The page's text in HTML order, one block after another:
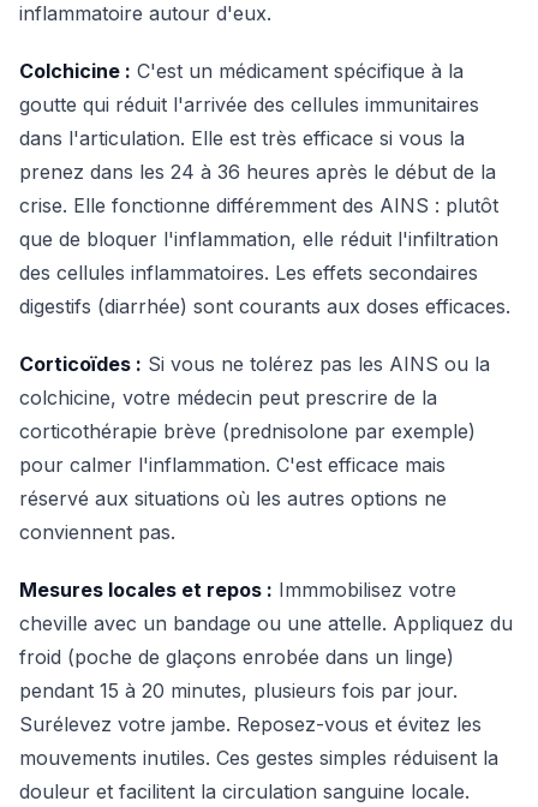
inflammatoire autour d'eux.
Colchicine : C'est un médicament spécifique à la
goutte qui réduit l'arrivée des cellules immunitaires
dans l'articulation. Elle est très efficace si vous la
prenez dans les 24 à 36 heures après le début de la
crise. Elle fonctionne différemment des AINS : plutôt
que de bloquer l'inflammation, elle réduit l'infiltration
des cellules inflammatoires. Les effets secondaires
digestifs (diarrhée) sont courants aux doses efficaces.
Corticoïdes : Si vous ne tolérez pas les AINS ou la
colchicine, votre médecin peut prescrire de la
corticothérapie brève (prednisolone par exemple)
pour calmer l'inflammation. C'est efficace mais
réservé aux situations où les autres options ne
conviennent pas.
Mesures locales et repos : Immmobilisez votre
cheville avec un bandage ou une attelle. Appliquez du
froid (poche de glaçons enrobée dans un linge)
pendant 15 à 20 minutes, plusieurs fois par jour.
Surélevez votre jambe. Reposez-vous et évitez les
mouvements inutiles. Ces gestes simples réduisent la
douleur et facilitent la circulation sanguine locale.